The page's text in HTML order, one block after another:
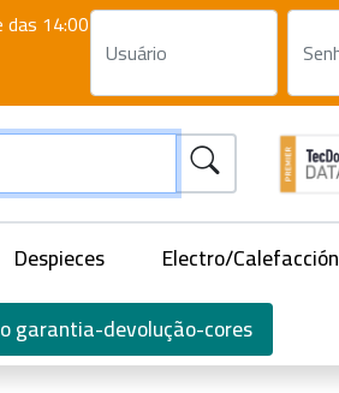
das 14:00
Despieces Electro/Calefacción
garantia-devolução-cores